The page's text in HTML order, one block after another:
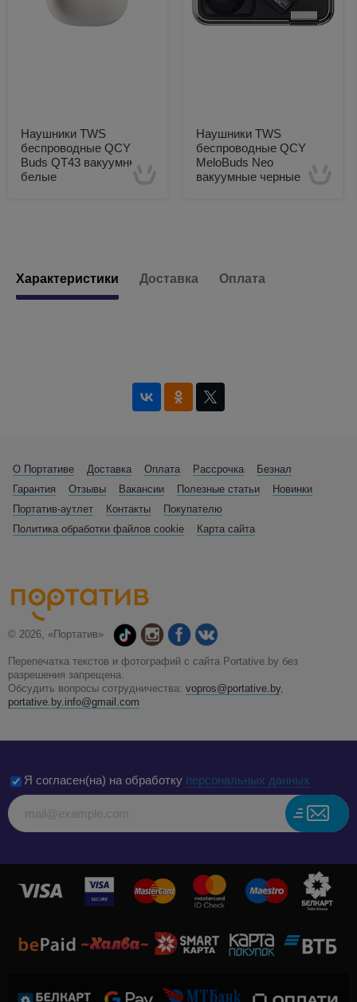
Наушники TWS
беспроводные QCY
Buds QT43 вакуумные
белые
Наушники TWS
беспроводные QCY
MeloBuds Neo
вакуумные черные
Характеристики Доставка Оплата
О Портативе Доставка Оплата Рассрочка
Безнал
Гарантия
Отзывы Вакансии Полезные статьи
Новинки
Портатив-аутлет
Контакты
Покупателю
Политика обработки файлов cookie
Карта сайта
© 2026, «Портатив»
Перепечатка текстов и фотографий с сайта Portative.by без
разрешения запрещена.
Обсудить вопросы сотрудничества: vopros@portative.by,
portative.by.info@gmail.com
Я согласен(на) на обработку персональных данных